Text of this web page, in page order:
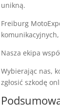
unikną.
Freiburg
Nasza ekipa
Wybierając nas,
zgłosić szkodę